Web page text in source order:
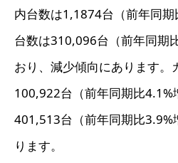
内台数は1,1874台（前年同
台数は310,096台（前年同期
おり、減少傾向にあります。
100,922台（前年同期比4.1%
401,513台（前年同期比3.9%
ります。